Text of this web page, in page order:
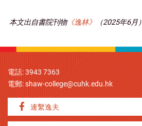
本文出自書院刊物《逸林》 （2025年6月）
電話: 3943 7363
電郵:shaw-college@cuhk.edu.hk
連繫逸夫